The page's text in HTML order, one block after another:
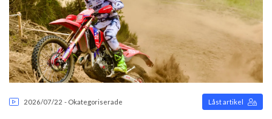
2026/07/22 - Okategoriserade Låst artikel